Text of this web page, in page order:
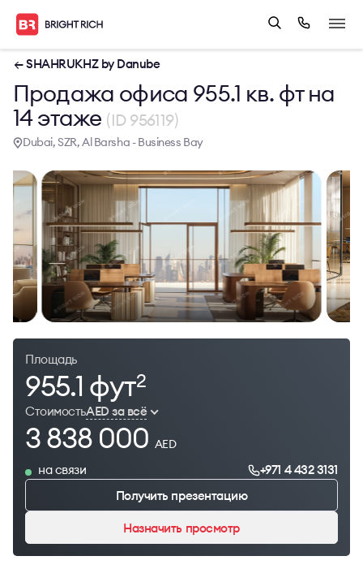
← SHAHRUKHZ by Danube
Продажа офиса 955.1 кв. фт на
14 этаже (ID 956119)
Dubai, SZR, Al Barsha - Business Bay
Площадь
955.1 фут2
СтоимостьAED за всё
3 838 000 AED
на связи
+971 4 432 3131
Получить презентацию
Назначить просмотр